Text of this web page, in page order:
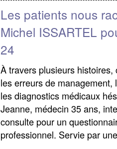
Les patients nous
Michel ISSARTEL
24
À travers plusieurs
les erreurs de
les diagnostics médicaux
Jeanne, médecin 35 ans,
consulte pour un
professionnel. Servie par